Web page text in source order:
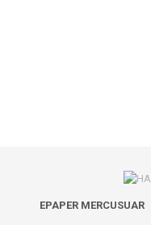
EPAPER MERCUSUAR